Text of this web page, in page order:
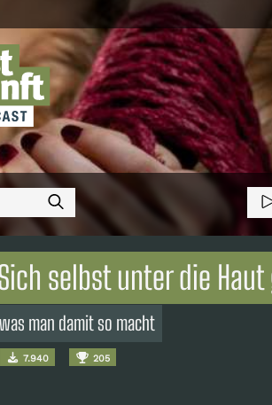
selbst unter die Haut
man damit so macht
7.940 205